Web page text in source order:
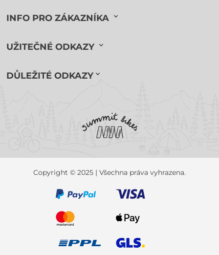
INFO PRO ZÁKAZNÍKA
UŽITEČNÉ ODKAZY
DŮLEŽITÉ ODKAZY
Copyright © 2025 | Všechna práva vyhrazena.